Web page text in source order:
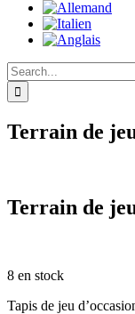
Search
for:
Terrain de
Terrain de
8 en stock
Tapis de jeu